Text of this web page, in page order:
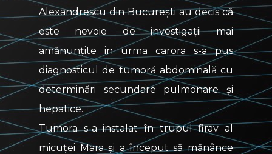
Alexandrescu din București au decis că
este nevoie de investigații mai
amănunțite in urma carora s-a pus
diagnosticul de tumoră abdominală cu
determinări secundare pulmonare și
hepatice.
Tumora s-a instalat în trupul firav al
micuței Mara și a început să mănânce